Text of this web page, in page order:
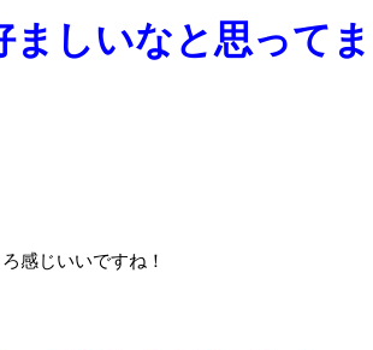
しいなと思ってま
感じいいですね！